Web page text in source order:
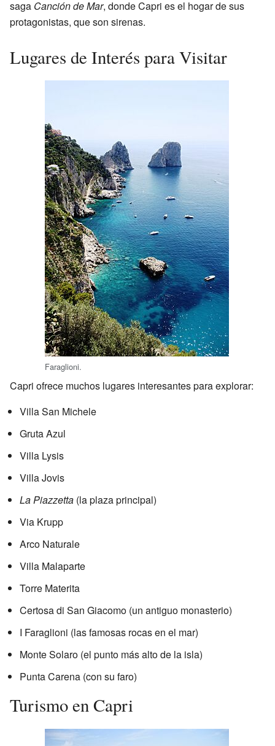
saga Canción de Mar, donde Capri es el hogar de sus
protagonistas, que son sirenas.
Lugares de Interés para Visitar
Faraglioni.
Capri ofrece muchos lugares interesantes para explorar:
Villa San Michele
Gruta Azul
Villa Lysis
Villa Jovis
La Piazzetta (la plaza principal)
Via Krupp
Arco Naturale
Villa Malaparte
Torre Materita
Certosa di San Giacomo (un antiguo monasterio)
I Faraglioni (las famosas rocas en el mar)
Monte Solaro (el punto más alto de la isla)
Punta Carena (con su faro)
Turismo en Capri